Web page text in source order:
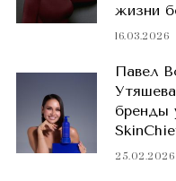
жизни
16.03.2026
Павел
бренды
25.02.2026